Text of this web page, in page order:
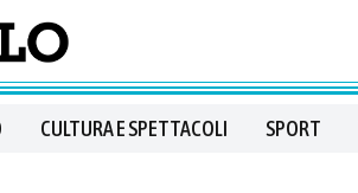
CULTURA E SPETTACOLI SPORT